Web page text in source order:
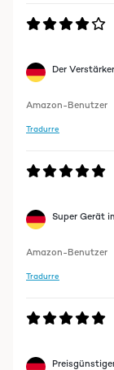
Der
Amazon-Benutzer
Tradurre
Super Gerät
Amazon-Benutzer
Tradurre